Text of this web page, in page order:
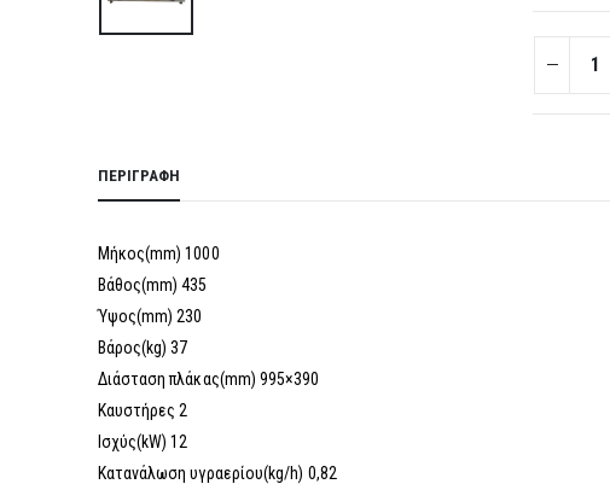
ΠΕΡΙΓΡΑΦΉ
Μήκος(mm) 1000
Βάθος(mm) 435
Ύψος(mm) 230
Βάρος(kg) 37
Διάσταση πλάκας(mm) 995×390
Καυστήρες 2
Ισχύς(kW) 12
Κατανάλωση υγραερίου(kg/h) 0,82